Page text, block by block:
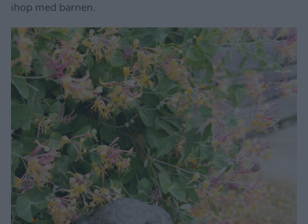
ihop med barnen.